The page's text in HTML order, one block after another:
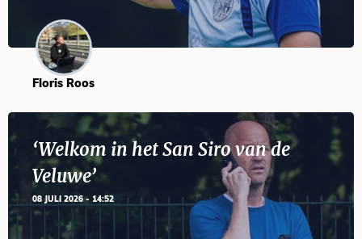
Floris Roos
‘Welkom in het San Siro van de
Veluwe’
08 JULI 2026 - 14:52